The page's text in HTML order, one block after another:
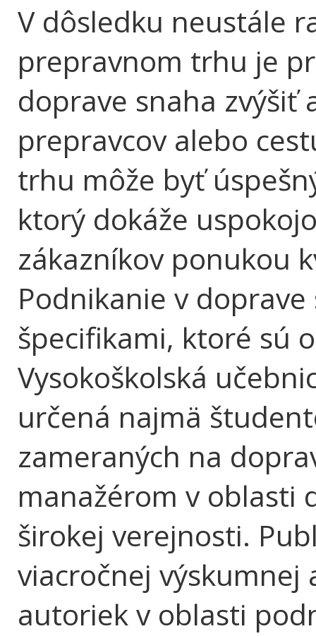
V dôsledku neustále
prepravnom trhu je
doprave snaha
prepravcov alebo
trhu môže byť
ktorý dokáže
zákazníkov ponukou
Podnikanie v
špecifikami, ktoré sú
Vysokoškolská
určená najmä
zameraných na
manažérom v oblasti
širokej verejnosti.
viacročnej výskumnej
autoriek v oblasti